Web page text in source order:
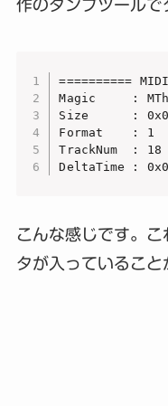
作のダンプツールで
==========
Magic     :
Size      :
Format    : 1
TrackNum  : 18
DeltaTime :
こんな感じです。
タが入っていること